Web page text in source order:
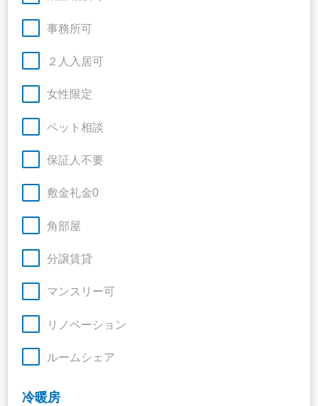
事務所可
２人入居可
女性限定
ペット相談
保証人不要
敷金礼金0
角部屋
分譲賃貸
マンスリー可
リノベーション
ルームシェア
冷暖房